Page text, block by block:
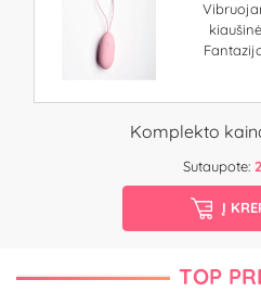
Komplekto
Sutaupote:
Į
TOP